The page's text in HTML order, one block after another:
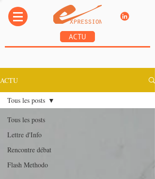
ACTU
ACTU
Tous les posts
Lettre d'Info
Rencontre débat
Flash Methodo
Tous les posts